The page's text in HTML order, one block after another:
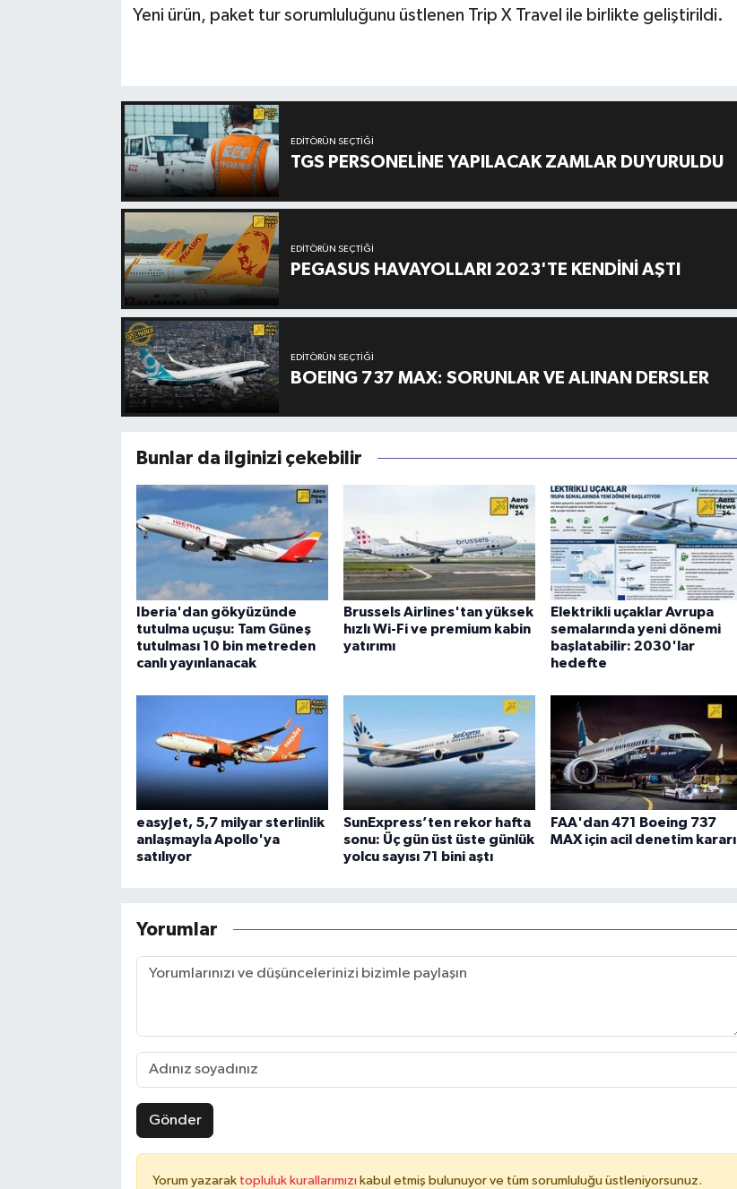
Yeni ürün, paket tur sorumluluğunu üstlenen Trip X Travel ile birlikte geliştirildi.
EDITÖRÜN SEÇTIĞI
TGS PERSONELİNE YAPILACAK ZAMLAR DUYURULDU
EDITÖRÜN SEÇTIĞI
PEGASUS HAVAYOLLARI 2023'TE KENDİNİ AŞTI
EDITÖRÜN SEÇTIĞI
BOEING 737 MAX: SORUNLAR VE ALINAN DERSLER
Bunlar da ilginizi çekebilir
Iberia'dan gökyüzünde
tutulma uçuşu: Tam Güneş
tutulması 10 bin metreden
canlı yayınlanacak
Brussels Airlines'tan yüksek
hızlı Wi-Fi ve premium kabin
yatırımı
Elektrikli uçaklar Avrupa
semalarında yeni dönemi
başlatabilir: 2030'lar
hedefte
easyJet, 5,7 milyar sterlinlik
anlaşmayla Apollo'ya
satılıyor
SunExpress’ten rekor hafta
sonu: Üç gün üst üste günlük
yolcu sayısı 71 bini aştı
FAA'dan 471 Boeing 737
MAX için acil denetim kararı
Yorumlar
Gönder
Yorum yazarak topluluk kurallarımızı kabul etmiş bulunuyor ve tüm sorumluluğu üstleniyorsunuz.